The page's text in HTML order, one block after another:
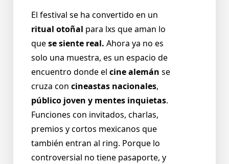
El festival se ha convertido en un
ritual otoñal para lxs que aman lo
quese siente real. Ahora ya no es
solo una muestra, es un espacio de
encuentro donde el cine alemán se
cruza con cineastas nacionales,
público joven y mentes inquietas.
Funciones con invitados, charlas,
premios y cortos mexicanos que
también entran al ring. Porque lo
controversial no tiene pasaporte, y